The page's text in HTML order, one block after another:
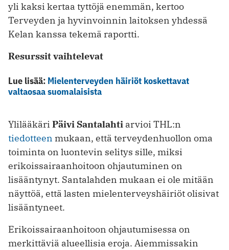
yli kaksi kertaa tyttöjä enemmän, kertoo
Terveyden ja hyvinvoinnin laitoksen yhdessä
Kelan kanssa tekemä raportti.
Resurssit vaihtelevat
Lue lisää: Mielenterveyden häiriöt koskettavat
valtaosaa suomalaisista
Ylilääkäri Päivi Santalahti arvioi THL:n
tiedotteen mukaan, että terveydenhuollon oma
toiminta on luontevin selitys sille, miksi
erikoissairaanhoitoon ohjautuminen on
lisääntynyt. Santalahden mukaan ei ole mitään
näyttöä, että lasten mielenterveyshäiriöt olisivat
lisääntyneet.
Erikoissairaanhoitoon ohjautumisessa on
merkittäviä alueellisia eroja. Aiemmissakin